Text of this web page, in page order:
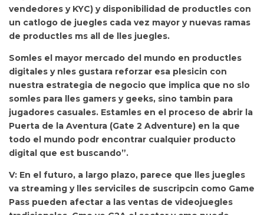
vendedores y KYC) y disponibilidad de productles con
un catlogo de juegles cada vez mayor y nuevas ramas
de productles ms all de lles juegles.
Somles el mayor mercado del mundo en productles
digitales y nles gustara reforzar esa plesicin con
nuestra estrategia de negocio que implica que no slo
somles para lles gamers y geeks, sino tambin para
jugadores casuales. Estamles en el proceso de abrir la
Puerta de la Aventura (Gate 2 Adventure) en la que
todo el mundo podr encontrar cualquier producto
digital que est buscando”.
V: En el futuro, a largo plazo, parece que lles juegles
va streaming y lles serviciles de suscripcin como Game
Pass pueden afectar a las ventas de videojuegles